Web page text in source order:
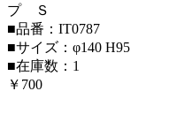
プ Ｓ
■品番：IT0787
■サイズ：φ140 H95
■在庫数：1
￥700